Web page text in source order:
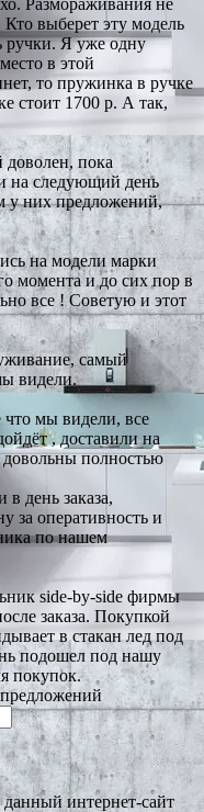
выберет эту модель
ручки. Я уже одну
в этой
то пружинка в ручке
стоит 1700 р. А так,
пока
на следующий день
у них предложений,
на модели марки
момента и до сих пор в
все ! Советую и этот
самый
видели.
мы видели, все
, доставили на
полностью
день заказа,
за оперативность и
по нашем
side-by-side фирмы
заказа. Покупкой
в стакан лед под
подошел под нашу
покупок.
интернет-сайт